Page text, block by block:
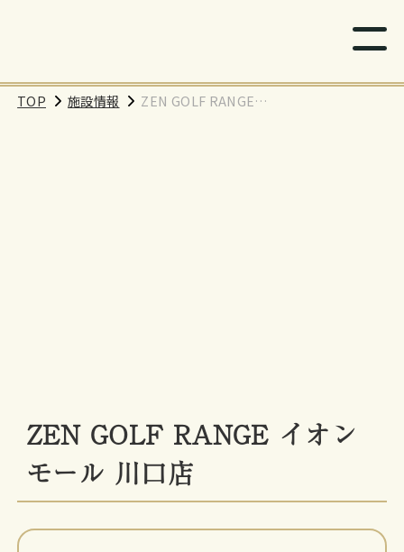
TOP 施設情報
ZEN GOLF RANGE
ZEN GOLF RANGE イオン
モール 川口店